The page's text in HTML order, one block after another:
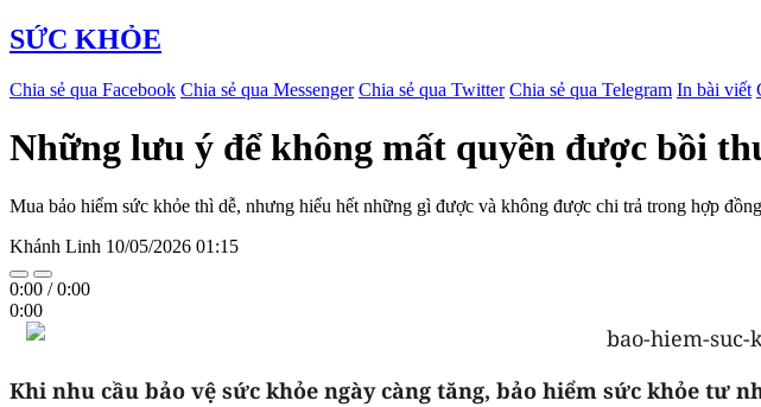
SỨC KHỎE
Chia sẻ qua Facebook Chia sẻ qua Messenger Chia sẻ qua Twitter Chia sẻ qua Telegram In bài viết
Những lưu ý để không mất quyền được bồi
Mua bảo hiểm sức khỏe thì dễ, nhưng hiểu hết những gì được và không được chi trả trong hợp
Khánh Linh 10/05/2026 01:15
0:00 /0:00
0:00
Khi nhu cầu bảo vệ sức khỏe ngày càng tăng, bảo hiểm sức khỏe